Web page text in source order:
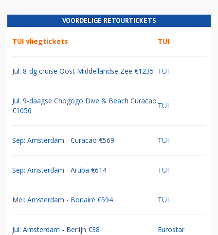
VOORDELIGE RETOURTICKETS
TUI vliegtickets TUI
Jul: 8-dg cruise Oost Middellandse Zee €1235 TUI
Jul: 9-daagse Chogogo Dive & Beach Curacao
€1056
TUI
Sep: Amsterdam - Curacao €569 TUI
Sep: Amsterdam - Aruba €614 TUI
Mei: Amsterdam - Bonaire €594 TUI
Jul: Amsterdam - Berlijn €38 Eurostar